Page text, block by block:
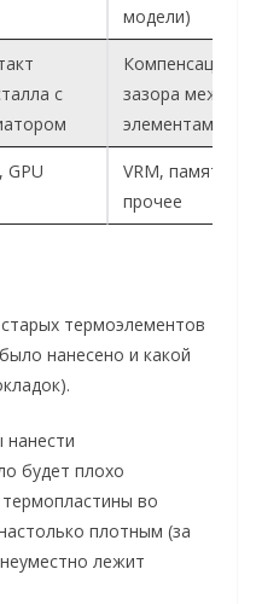
модели)
с
Компенсация
зазора между
элементами
GPU
VRM, память,
прочее
термоэлементов
нанесено и какой
нанести
будет плохо
во
плотным (за
лежит